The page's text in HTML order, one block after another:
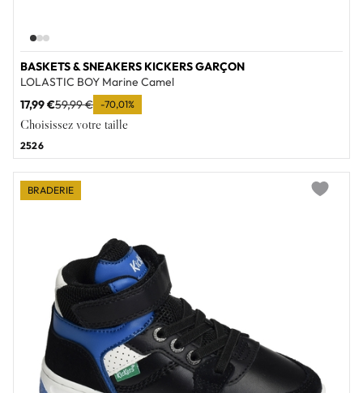
BASKETS & SNEAKERS KICKERS GARÇON
LOLASTIC BOY Marine Camel
17,99 €59,99 € -70,01%
Choisissez votre taille
2526
BRADERIE